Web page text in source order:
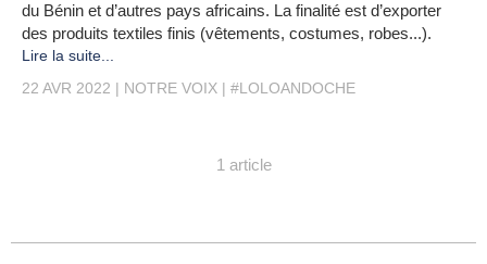
du Bénin et d’autres pays africains. La finalité est d’exporter
des produits textiles finis (vêtements, costumes, robes...).
Lire la suite...
22 AVR 2022
NOTRE VOIX #LOLOANDOCHE
1 article